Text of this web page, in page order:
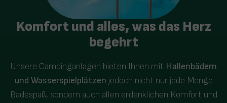
Komfort und alles, was das Herz
begehrt
Unsere Campinganlagen bieten Ihnen mit Hallenbädern
und Wasserspielplätzen jedoch nicht nur jede Menge
Badespaß, sondern auch allen erdenklichen Komfort und